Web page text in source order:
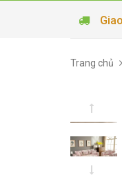
Trang chủ